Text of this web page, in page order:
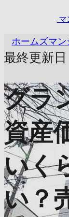
マ
ホームズマ
最終更新日
グラ
資産
いく
い？